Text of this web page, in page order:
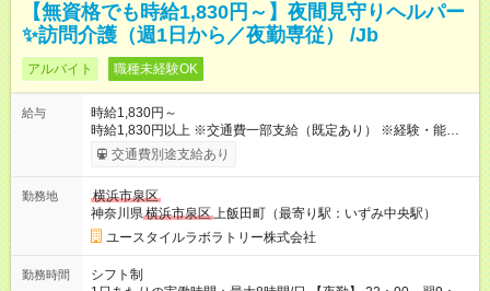
【無資格でも時給1,830円～】夜間見守りヘルパー
✨訪問介護（週1日から／夜勤専従） /Jb
アルバイト 職種未経験OK
給与
時給1,830円～
時給1,830円以上 ※交通費一部支給（既定あり） ※経験・能力を
考慮して決定します 【収入例】 週1回勤務の場合：1,830円×8時
間×4回=5万8,560円 週3回勤務の場合：1,830円×8時間×12回
月 ※ 雇用形態と給与に、本採用時と異なる部分があります。 雇
用形態：本採用時と同じです。 給与：時給 1,660円以上
交通費別途支給あり
勤務地
横浜市泉区
神奈川県横浜市泉区上飯田町（最寄り駅：いずみ中央駅）
ユースタイルラボラトリー株式会社
勤務時間
シフト制